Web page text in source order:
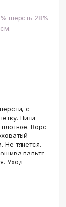
шерсть 28%
с
Нити
Ворс
Не тянется.
пальто.
Уход